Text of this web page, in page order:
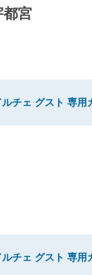
都宮
チェ グスト 専用
チェ グスト 専用